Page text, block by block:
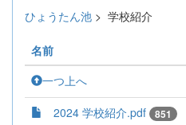
ひょうたん池 > 学校紹介
名前
一つ上へ
2024 学校紹介.pdf 851